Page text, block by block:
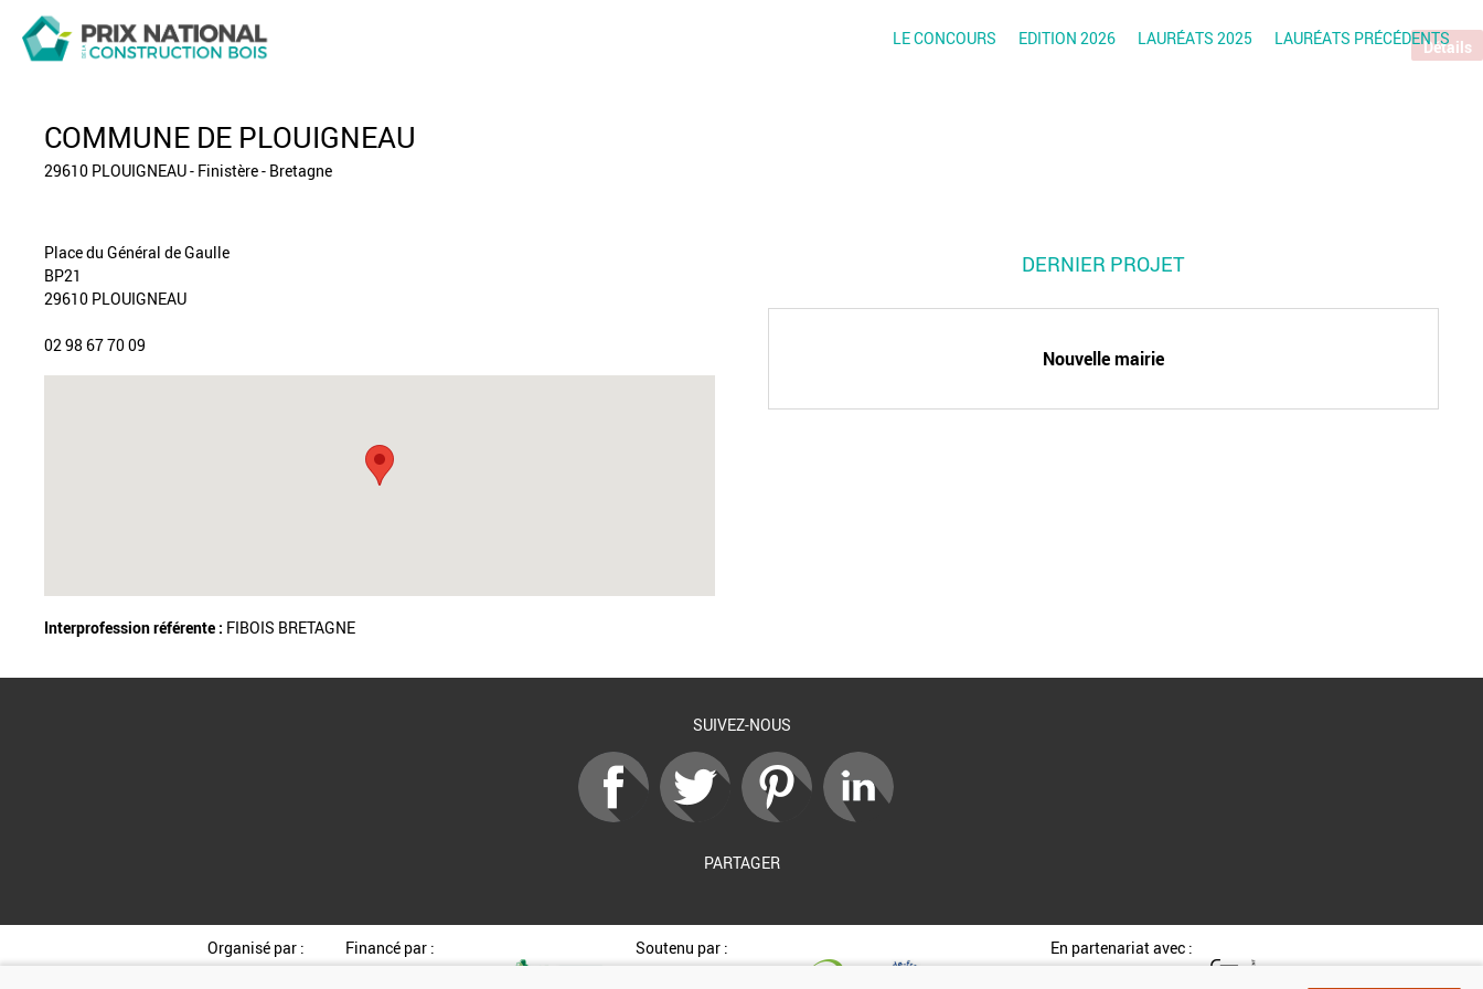
LE CONCOURS EDITION 2026 LAURÉATS 2025 LAURÉATS PRÉCÉDENTS
COMMUNE DE PLOUIGNEAU
29610 PLOUIGNEAU - Finistère - Bretagne
Place du Général de Gaulle
BP21
29610 PLOUIGNEAU
02 98 67 70 09
Interprofession référente : FIBOIS BRETAGNE
DERNIER PROJET
Nouvelle mairie
Détails
SUIVEZ-NOUS
PARTAGER
Organisé par : Financé par : Soutenu par : En partenariat avec :